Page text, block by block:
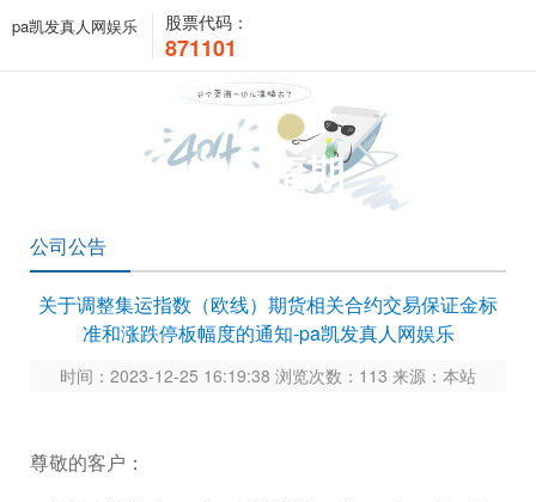
pa凯发真人网娱乐 股票代码：
871101
关于福期
公司公告
关于调整集运指数（欧线）期货相关合约交易保证金标
准和涨跌停板幅度的通知-pa凯发真人网娱乐
时间：2023-12-25 16:19:38 浏览次数：113 来源：本站
尊敬的客户：